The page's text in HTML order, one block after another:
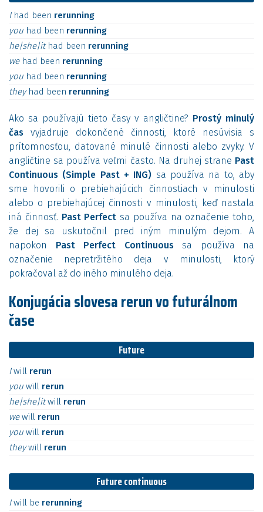
I had been rerunning
you had been rerunning
he|she|it had been rerunning
we had been rerunning
you had been rerunning
they had been rerunning
Ako sa používajú tieto časy v angličtine? Prostý minulý
čas vyjadruje dokončené činnosti, ktoré nesúvisia s
prítomnosťou, datované minulé činnosti alebo zvyky. V
angličtine sa používa veľmi často. Na druhej strane Past
Continuous (Simple Past + ING) sa používa na to, aby
sme hovorili o prebiehajúcich činnostiach v minulosti
alebo o prebiehajúcej činnosti v minulosti, keď nastala
iná činnosť. Past Perfect sa používa na označenie toho,
že dej sa uskutočnil pred iným minulým dejom. A
napokon Past Perfect Continuoussa používa na
označenie nepretržitého deja v minulosti, ktorý
pokračoval až do iného minulého deja.
Konjugácia slovesa rerun vo futurálnom
čase
Future
Iwill rerun
you will rerun
he|she|itwill rerun
wewill rerun
you will rerun
theywill rerun
Future continuous
Iwill be rerunning